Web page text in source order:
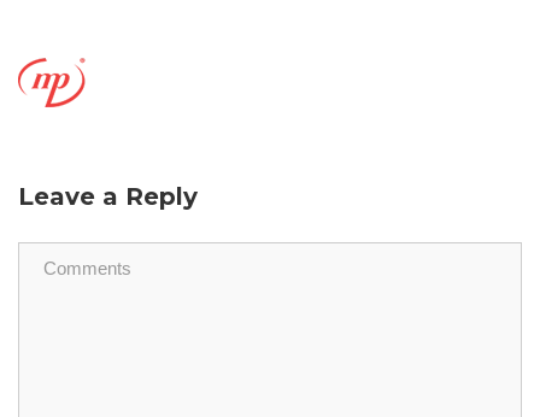
Leave a Reply